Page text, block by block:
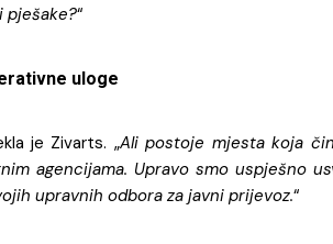
pješake?“
uloge
je Zivarts. „Ali postoje mjesta koja
agencijama. Upravo smo uspješno
upravnih odbora za javni prijevoz.“